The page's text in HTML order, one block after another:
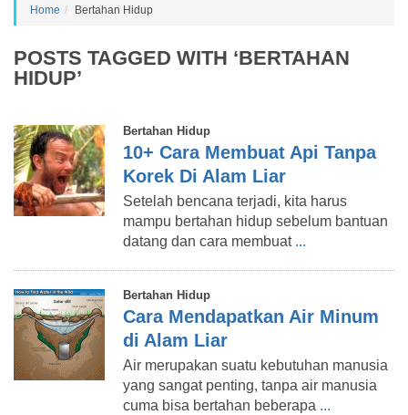
Home Bertahan Hidup
POSTS TAGGED WITH ‘BERTAHAN
HIDUP’
Bertahan Hidup
10+ Cara Membuat Api Tanpa
Korek Di Alam Liar
Setelah bencana terjadi, kita harus
mampu bertahan hidup sebelum bantuan
datang dan cara membuat ...
Bertahan Hidup
Cara Mendapatkan Air Minum
di Alam Liar
Air merupakan suatu kebutuhan manusia
yang sangat penting, tanpa air manusia
cuma bisa bertahan beberapa ...